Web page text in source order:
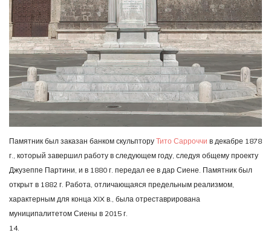
Памятник был заказан банком скульптору Тито Сарроччи в декабре 1878
г., который завершил работу в следующем году, следуя общему проекту
Джузеппе Партини, и в 1880 г. передал ее в дар Сиене. Памятник был
открыт в 1882 г. Работа, отличающаяся предельным реализмом,
характерным для конца XIX в., была отреставрирована
муниципалитетом Сиены в 2015 г.
14.